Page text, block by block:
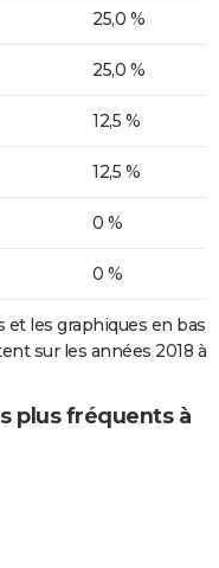
25,0 %
25,0 %
12,5 %
12,5 %
0 %
0 %
et les graphiques en bas
sur les années 2018 à
plus fréquents à